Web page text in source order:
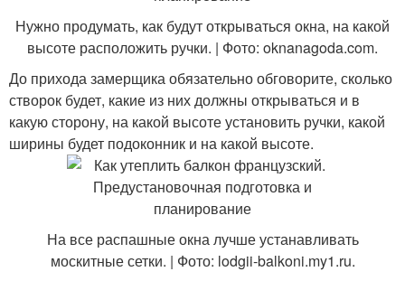
Нужно продумать, как будут открываться окна, на какой
высоте расположить ручки. | Фото: oknanagoda.com.
До прихода замерщика обязательно обговорите, сколько
створок будет, какие из них должны открываться и в
какую сторону, на какой высоте установить ручки, какой
ширины будет подоконник и на какой высоте.
На все распашные окна лучше устанавливать
москитные сетки. | Фото: lodgii-balkoni.my1.ru.